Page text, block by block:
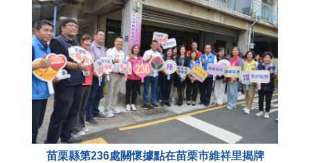
苗栗縣第236處關懷據點在苗栗市維祥里揭牌